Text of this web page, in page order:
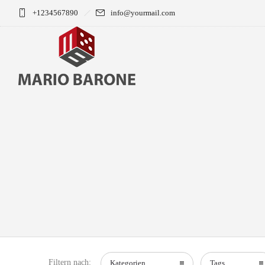
+1234567890 info@yourmail.com
Filtern nach: Kategorien Tags